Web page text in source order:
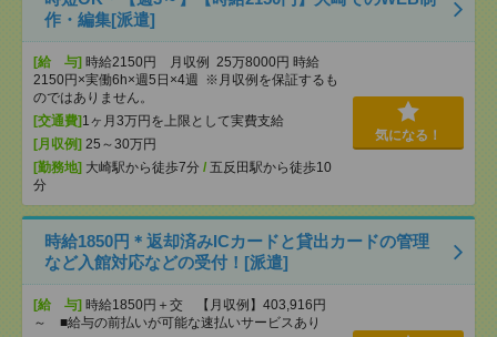
作・編集[派遣]
[給 与] 時給2150円 月収例 25万8000円 時給
2150円×実働6h×週5日×4週 ※月収例を保証するも
のではありません。
[交通費] 1ヶ月3万円を上限として実費支給
[月収例] 25～30万円
[勤務地] 大崎駅から徒歩7分 / 五反田駅から徒歩10
分
気になる！
時給1850円＊返却済みICカードと貸出カードの管理
など入館対応などの受付！[派遣]
[給 与] 時給1850円＋交 【月収例】403,916円
～ ■給与の前払いが可能な速払いサービスあり